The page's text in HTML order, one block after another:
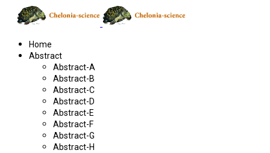
Home
Abstract
Abstract-A
Abstract-B
Abstract-C
Abstract-D
Abstract-E
Abstract-F
Abstract-G
Abstract-H